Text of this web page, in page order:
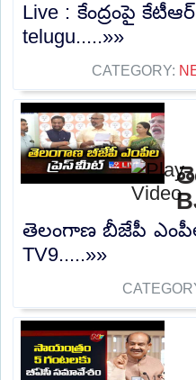
Live : కేంద్రంపై
telugu.....»»
CATEGORY:
తెలంగాణ బీజేపీ ఎంపీల
TV9.....»»